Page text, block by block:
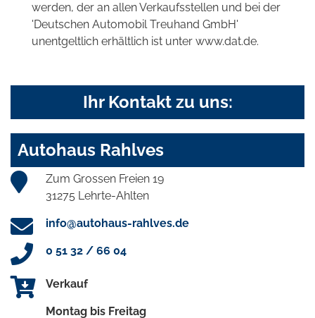
werden, der an allen Verkaufsstellen und bei der
'Deutschen Automobil Treuhand GmbH'
unentgeltlich erhältlich ist unter www.dat.de.
Ihr Kontakt zu uns:
Autohaus Rahlves
Zum Grossen Freien 19
31275 Lehrte-Ahlten
info@autohaus-rahlves.de
0 51 32 / 66 04
Verkauf
Montag bis Freitag